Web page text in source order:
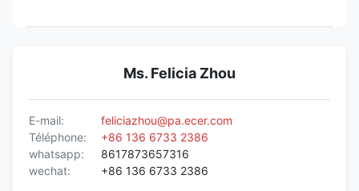
Ms. Felicia Zhou
E-mail:
feliciazhou@pa.ecer.com
Téléphone:
+86 136 6733 2386
whatsapp:
8617873657316
wechat:
+86 136 6733 2386